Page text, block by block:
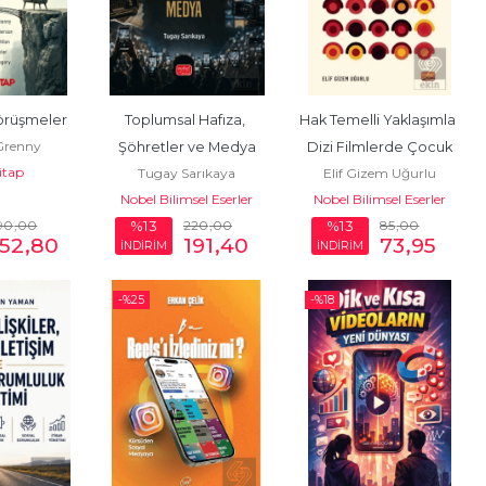
,00
,80
Toplumsal Hafıza,
Şöhretler ve Medya
Tugay Sarıkaya
Nobel Bilimsel Eserler
%13
İNDİRİM
220,00
191,40
Hak Temelli Yaklaşımla
Dizi Filmlerde Çocuk
Elif Gizem Uğurlu
Nobel Bilimsel Eserler
%13
İNDİRİM
85,00
73,95
-%25 -%18